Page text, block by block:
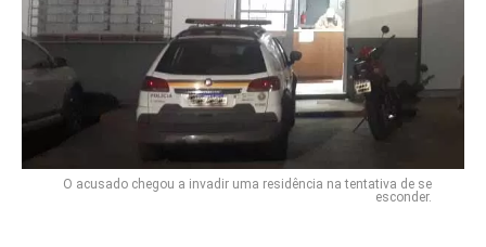
O acusado chegou a invadir uma residência na tentativa de se
esconder.